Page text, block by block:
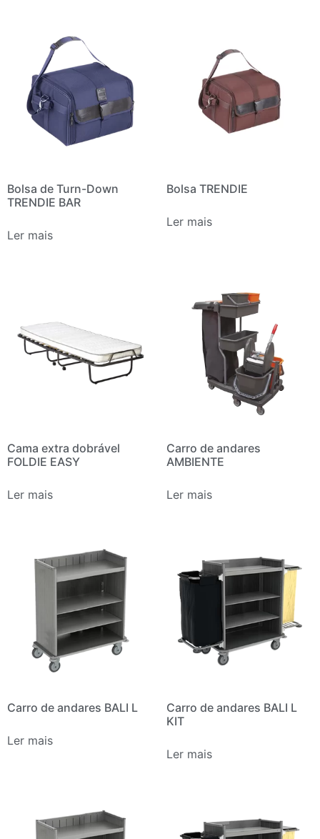
Bolsa de Turn-Down
TRENDIE BAR
Ler mais
Bolsa TRENDIE
Ler mais
Cama extra dobrável
FOLDIE EASY
Ler mais
Carro de andares
AMBIENTE
Ler mais
Carro de andares BALI L
Ler mais
Carro de andares BALI L
KIT
Ler mais